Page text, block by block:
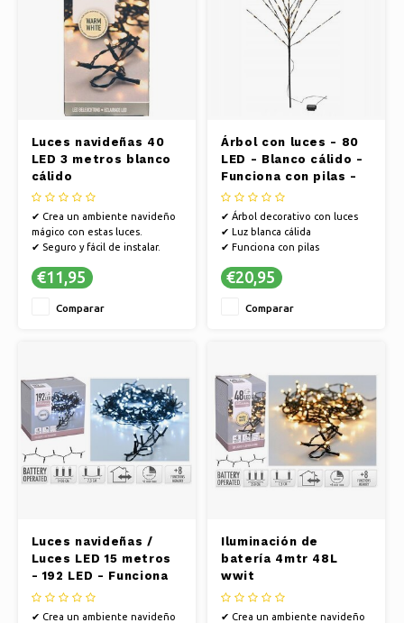
Luces navideñas 40
LED 3 metros blanco
cálido
✔ Crea un ambiente navideño
mágico con estas luces.
✔ Seguro y fácil de instalar.
cualquier estancia.
€11,95
Comparar
Árbol con luces - 80
LED - Blanco cálido -
Funciona con pilas -
100 x 110 cm
✔ Árbol decorativo con luces
✔ Luz blanca cálida
✔ Funciona con pilas
€20,95
Comparar
Luces navideñas /
Luces LED 15 metros
- 192 LED - Funciona
con pilas
✔ Crea un ambiente navideño
Iluminación de
batería 4mtr 48L
wwit
✔ Crea un ambiente navideño